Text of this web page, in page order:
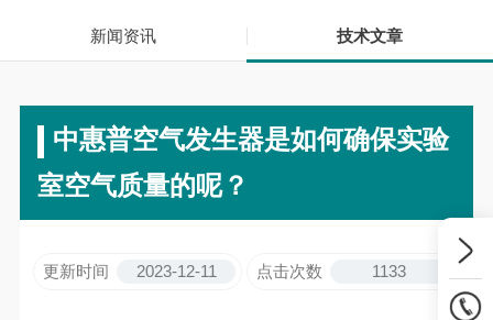
技术文章
联系我们
新闻资讯 技术文章
中惠普空气发生器是如何确保实验
室空气质量的呢？
更新时间 2023-12-11 点击次数 1133